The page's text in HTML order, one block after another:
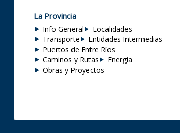
La Provincia
Info General
Localidades
Transporte
Entidades Intermedias
Puertos de Entre Ríos
Caminos y Rutas
Energía
Obras y Proyectos